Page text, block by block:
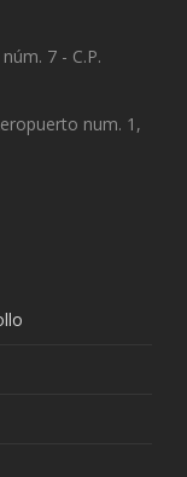
7 - C.P.
num. 1,